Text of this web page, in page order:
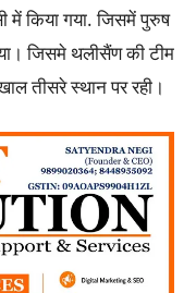
में किया गया. जिसमें पुरुष
जिसमे थलीसैंण की टीम
तीसरे स्थान पर रही।